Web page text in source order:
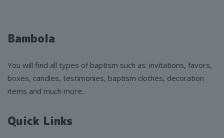
Bambola
You will find all types of baptism such as: invitations, favors,
boxes, candles, testimonies, baptism clothes, decoration
items and much more.
Quick Links